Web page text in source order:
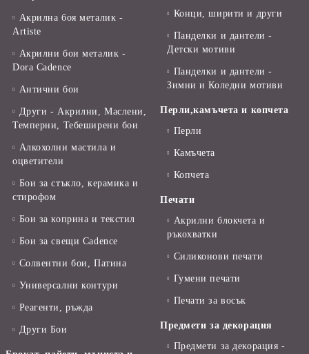
Акрилна боя металик -
Artiste
Акрилни бои металик -
Dora Cadence
Антични бои
Други - Акрилни, Маслени,
Темперни, Тебеширени бои
Алкохолни мастила и
оцветители
Бои за стъкло, керамика и
стирофом
Бои за коприна и текстил
Бои за свещи Cadence
Солвентни бои, Патина
Универсални контури
Реагенти, ръжда
Други Бои
Конци, ширити и други
Панделки и дантели -
Детски мотиви
Панделки и дантели -
Зимни и Коледни мотиви
Перли,камъчета и копчета
Перли
Камъчета
Копчета
Печати
Акрилни блокчета и
ръкохватки
Силиконови печати
Гумени печати
Печати за восък
Предмети за декорация
Предмети за декорация -